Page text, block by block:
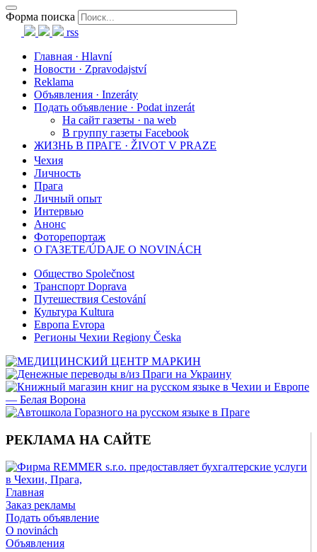
Форма поиска
rss
Главная · Hlavní
Новости · Zpravodajství
Reklama
Объявления · Inzeráty
Подать объявление · Podat inzerát
На сайт газеты · na web
В группу газеты Facebook
ЖИЗНЬ В ПРАГЕ · ŽIVOT V PRAZE
Чехия
Личность
Прага
Личный опыт
Интервью
Анонс
Фоторепортаж
О ГАЗЕТЕ/ÚDAJE O NOVINÁCH
Общество Společnost
Транспорт Doprava
Путешествия Cestování
Культура Kultura
Европа Evropa
Регионы Чехии Regiony Česka
РЕКЛАМА НА САЙТЕ
Главная
Заказ рекламы
Подать объявление
O novinách
Объявления